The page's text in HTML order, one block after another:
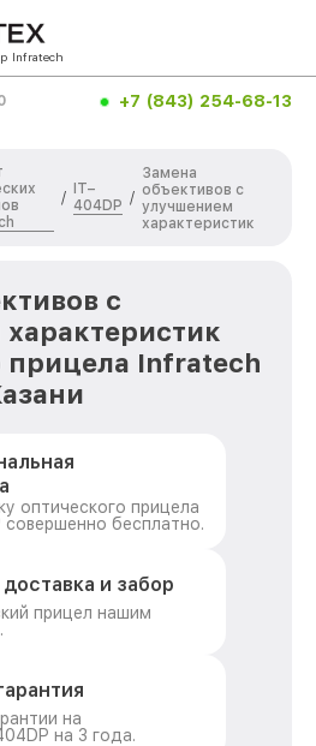
Infratech
+7 (843) 254-68-13
/
IT–
404DP /
Замена
объективов с
улучшением
характеристик
с
прицела Infratech
оптического прицела
совершенно бесплатно.
и забор
прицел нашим
на
на 3 года.